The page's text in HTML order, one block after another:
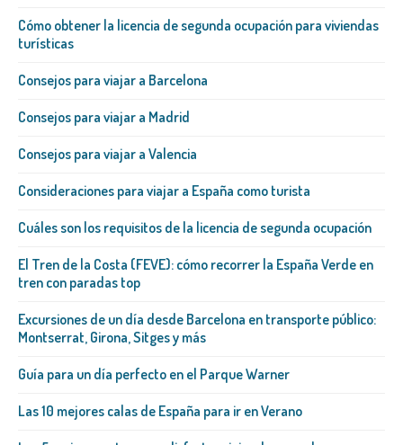
Cómo obtener la licencia de segunda ocupación para viviendas
turísticas
Consejos para viajar a Barcelona
Consejos para viajar a Madrid
Consejos para viajar a Valencia
Consideraciones para viajar a España como turista
Cuáles son los requisitos de la licencia de segunda ocupación
El Tren de la Costa (FEVE): cómo recorrer la España Verde en
tren con paradas top
Excursiones de un día desde Barcelona en transporte público:
Montserrat, Girona, Sitges y más
Guía para un día perfecto en el Parque Warner
Las 10 mejores calas de España para ir en Verano